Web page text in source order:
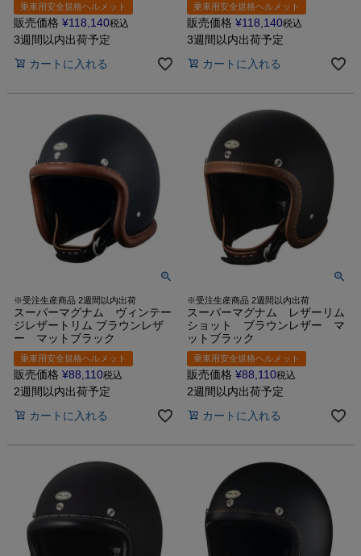
乗車用安全規格ヘルメット
販売価格 ¥118,140税込
3週間以内出荷予定
カートに入れる
乗車用安全規格ヘルメット
販売価格 ¥118,140税込
3週間以内出荷予定
カートに入れる
※受注生産商品 2週間以内出荷
スーパーマグナム ヴィンテー
ジレザートリム ブラウンレザ
ー マットブラック
乗車用安全規格ヘルメット
販売価格 ¥88,110税込
2週間以内出荷予定
カートに入れる
※受注生産商品 2週間以内出荷
スーパーマグナム レザーリム
ショット ブラウンレザー マ
ットブラック
乗車用安全規格ヘルメット
販売価格 ¥88,110税込
2週間以内出荷予定
カートに入れる